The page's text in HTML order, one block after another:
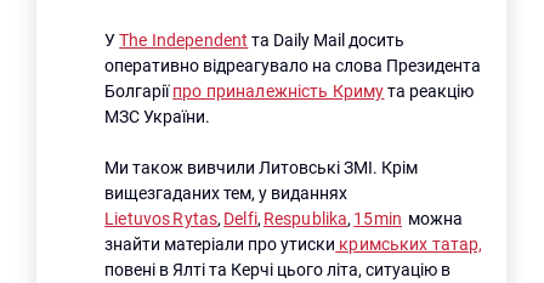
УThe Independent та Daily Mail досить
оперативно відреагувало на слова Президента
Болгаріїпро приналежність Кримута реакцію
МЗС України.
Ми також вивчили Литовські ЗМІ. Крім
вищезгаданих тем, у виданнях
Lietuvos Rytas, Delfi, Respublika, 15min можна
знайти матеріали про утиски кримських татар,
повені в Ялті та Керчі цього літа, ситуацію в